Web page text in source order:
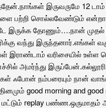
இருவருமே 12 டாம்
பற்றி சொல்லவேண்டும்
இருக்க தோணும்….நான்
வந்து
இராண்டாம் வரிசையில் உள்ள
அமர்ந்து
ஃபோன் நம்பரையும் நான்
good morning and
replay